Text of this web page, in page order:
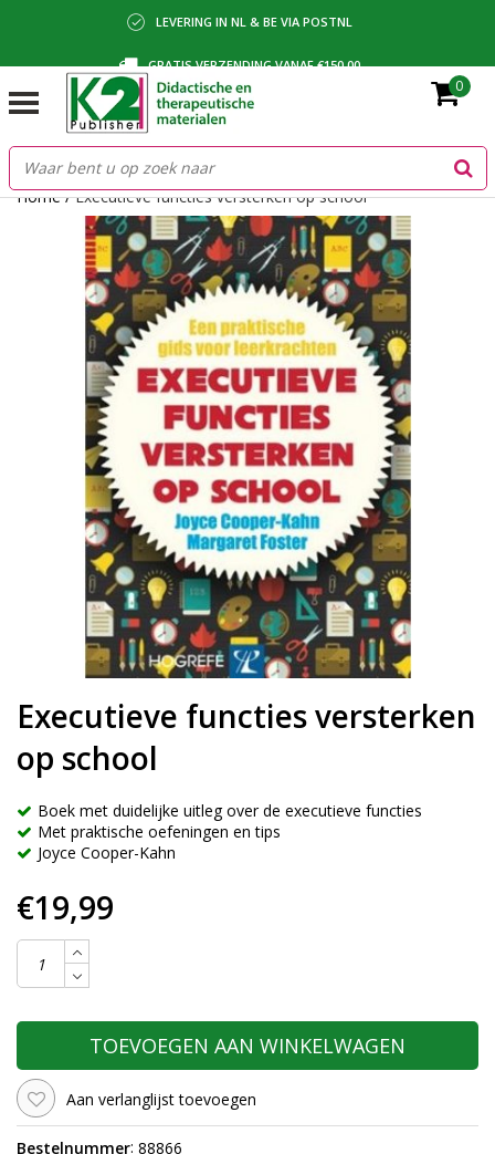
LEVERING IN NL & BE VIA POSTNL
GRATIS VERZENDING VANAF €150,00
BETALING VIA IDEAL, BANCONTACT OF FACTUUR
0
Home/Executieve functies versterken op school
Executieve functies versterken
op school
Boek met duidelijke uitleg over de executieve functies
Met praktische oefeningen en tips
Joyce Cooper-Kahn
€19,99
TOEVOEGEN AAN WINKELWAGEN
Aan verlanglijst toevoegen
Bestelnummer: 88866